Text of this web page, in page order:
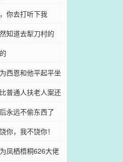
你去打听下我
知道去犁刀村的
西恩和他平起平坐
普通人扶老人案还
永远不偷东西了
你，我不饶你！
凤栖梧桐626大佬